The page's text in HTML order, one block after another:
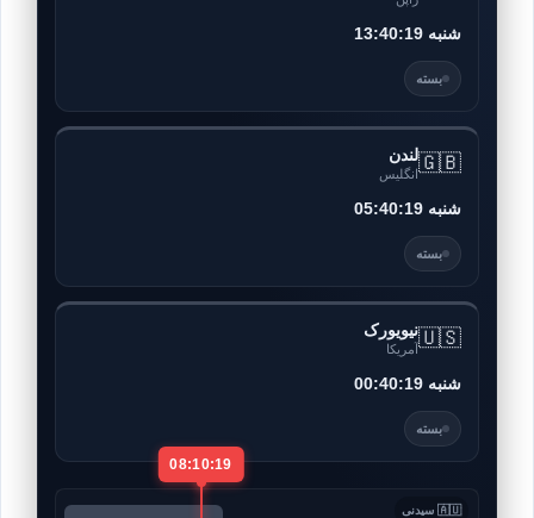
13:40:23 شنبه
بسته
🇬🇧لندن
انگلیس
05:40:23 شنبه
بسته
🇺🇸نیویورک
آمریکا
00:40:23 شنبه
بسته
🇦🇺 سیدنی
08:10:23